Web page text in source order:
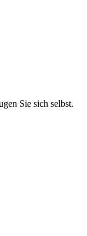
Sie sich selbst.